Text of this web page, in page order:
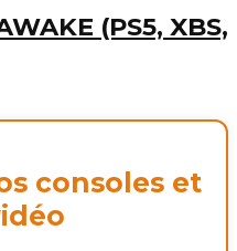
(PS5, XBS,
consoles et